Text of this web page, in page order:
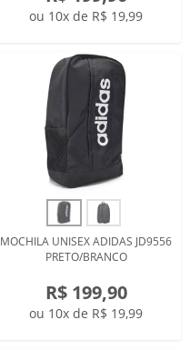
ou 10x de R$ 19,99
MOCHILA UNISEX ADIDAS JD9556
PRETO/BRANCO
R$ 199,90
ou 10x de R$ 19,99